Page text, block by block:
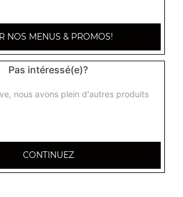
NOS MENUS & PROMOS!
Pas intéressé(e)?
nous avons plein d'autres produits
CONTINUEZ